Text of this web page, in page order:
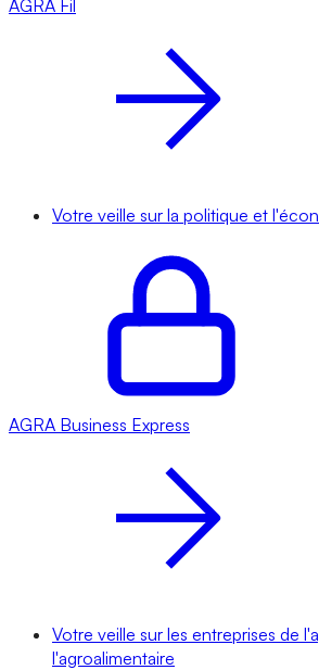
AGRA Fil
Votre veille sur la politique et
AGRA Business Express
Votre veille sur les entreprises de
l'agroalimentaire